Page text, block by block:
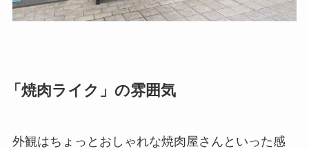
「焼肉ライク」の雰囲気
外観はちょっとおしゃれな焼肉屋さんといった感